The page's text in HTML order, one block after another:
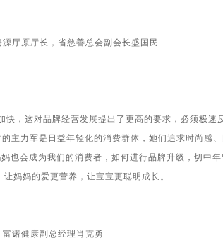
厅原厅长，省慈善总会副会长盛国民
这对品牌经营发展提出了更高的要求，必须极速
主力军是日益年轻化的消费群体，她们追求时尚感
妈也会成为我们的消费者，如何进行品牌升级，切中
妈妈的爱更营养，让宝宝更聪明成长。
富诺健康副总经理肖克勇